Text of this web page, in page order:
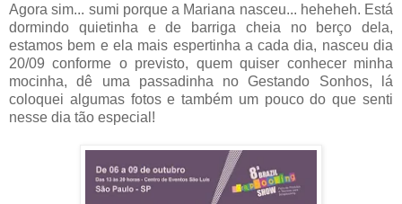
Agora sim... sumi porque a Mariana nasceu... heheheh. Está
dormindo quietinha e de barriga cheia no berço dela,
estamos bem e ela mais espertinha a cada dia, nasceu dia
20/09 conforme o previsto, quem quiser conhecer minha
mocinha, dê uma passadinha no Gestando Sonhos, lá
coloquei algumas fotos e também um pouco do que senti
nesse dia tão especial!